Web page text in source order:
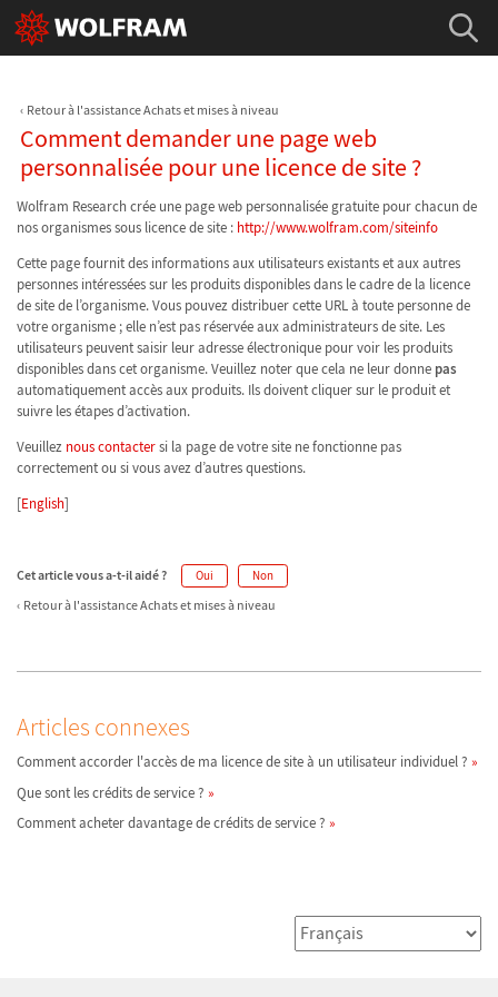
Retour à l'assistance Achats et mises à niveau
Comment demander une page web
personnalisée pour une licence de site ?
Wolfram Research crée une page web personnalisée gratuite pour chacun de
nos organismes sous licence de site : http://www.wolfram.com/siteinfo
Cette page fournit des informations aux utilisateurs existants et aux autres
personnes intéressées sur les produits disponibles dans le cadre de la licence
de site de l’organisme. Vous pouvez distribuer cette URL à toute personne de
votre organisme ; elle n’est pas réservée aux administrateurs de site. Les
utilisateurs peuvent saisir leur adresse électronique pour voir les produits
disponibles dans cet organisme. Veuillez noter que cela ne leur donne pas
automatiquement accès aux produits. Ils doivent cliquer sur le produit et
suivre les étapes d’activation.
Veuillez nous contactersi la page de votre site ne fonctionne pas
correctement ou si vous avez d’autres questions.
[English]
Cet article vous a-t-il aidé ? Oui Non
Retour à l'assistance Achats et mises à niveau
Articles connexes
Comment accorder l'accès de ma licence de site à un utilisateur individuel ?
Que sont les crédits de service ?
Comment acheter davantage de crédits de service ?